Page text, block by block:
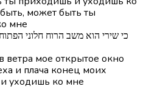
может быть ты
мне
כי שירי הוא משב הרוח חלוני
мое открытое окно
и плача конец моих
уходишь ко мне